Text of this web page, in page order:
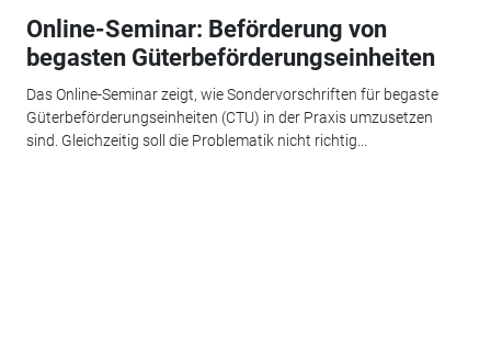
Online-Seminar: Beförderung von
begasten Güterbeförderungseinheiten
Das Online-Seminar zeigt, wie Sondervorschriften für begaste
Güterbeförderungseinheiten (CTU) in der Praxis umzusetzen
sind. Gleichzeitig soll die Problematik nicht richtig...